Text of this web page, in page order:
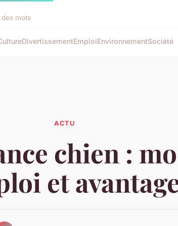
mots
DivertissementEmploiEnvironnementSociété
ACTU
chien :
et